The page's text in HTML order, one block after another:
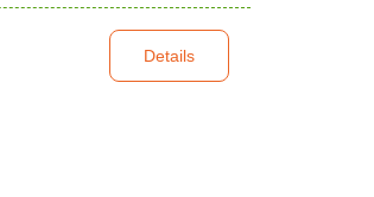
Details